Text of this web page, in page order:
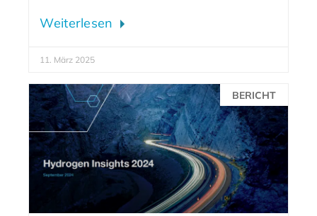
Weiterlesen
11. März 2025
BERICHT